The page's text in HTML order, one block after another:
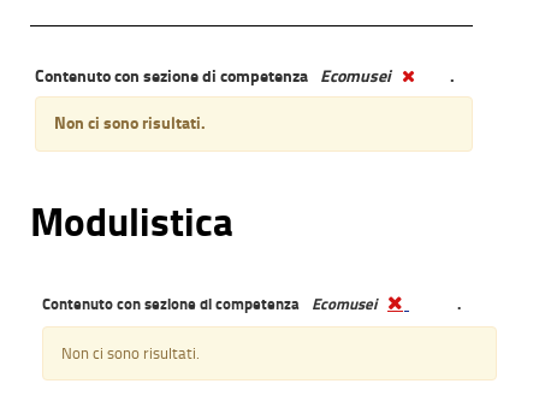
Contenuto con sezione di competenza Ecomusei .
Non ci sono risultati.
Modulistica
Contenuto con sezione di competenza Ecomusei .
Non ci sono risultati.